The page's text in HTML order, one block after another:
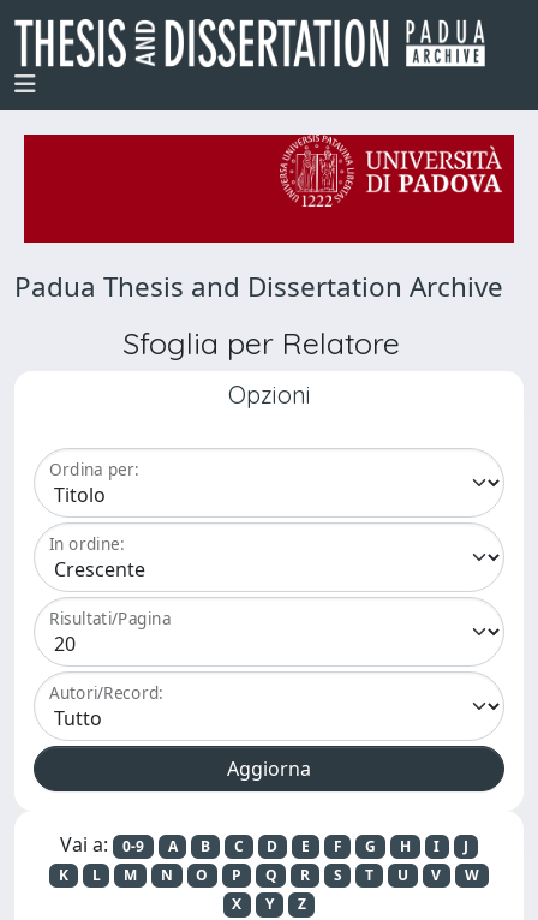
Padua Thesis and Dissertation Archive
Sfoglia per Relatore
Opzioni
Ordina per:
In ordine:
Risultati/Pagina
Autori/Record:
Vai a: 0-9 A B C D E F G H I
J
K
L M N O P Q R S T U V
W
X
Y Z